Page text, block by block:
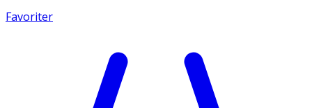
Favoriter